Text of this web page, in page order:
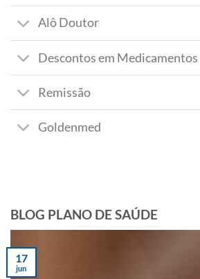
Alô Doutor
Descontos em Medicamentos
Remissão
Goldenmed
BLOG PLANO DE SAÚDE
17
jun